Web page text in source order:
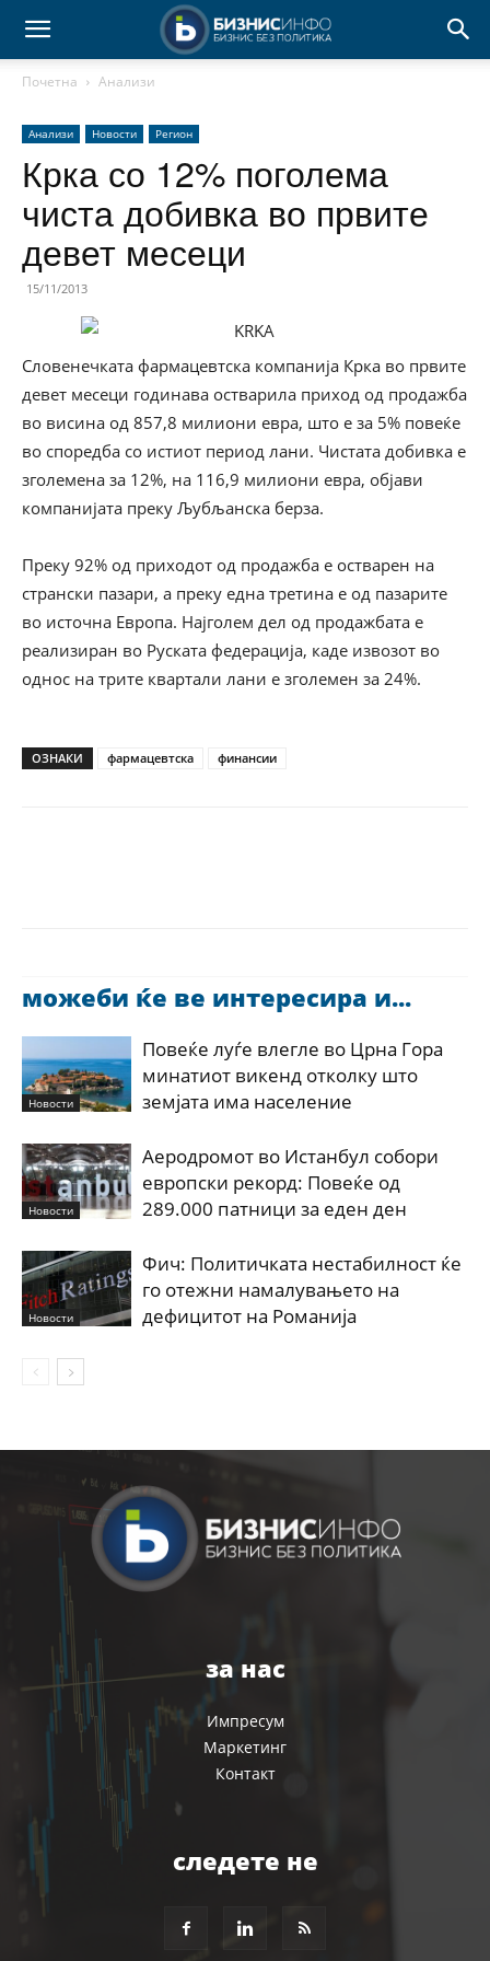
Почетна Анализи
Анализи Новости Регион
Крка со 12% поголема
чиста добивка во првите
девет месеци
15/11/2013
Словенечката фармацевтска компанија Крка во првите
девет месеци годинава остварила приход од продажба
во висина од 857,8 милиони евра, што е за 5% повеќе
во споредба со истиот период лани. Чистата добивка е
зголемена за 12%, на 116,9 милиони евра, објави
компанијата преку Љубљанска берза.
Преку 92% од приходот од продажба е остварен на
странски пазари, а преку една третина е од пазарите
во источна Европа. Најголем дел од продажбата е
реализиран во Руската федерација, каде извозот во
однос на трите квартали лани е зголемен за 24%.
ОЗНАКИ фармацевтска финансии
можеби ќе ве интересира и...
Новости
Повеќе луѓе влегле во Црна Гора
минатиот викенд отколку што
земјата има население
Новости
Аеродромот во Истанбул собори
европски рекорд: Повеќе од
289.000 патници за еден ден
Новости
Фич: Политичката нестабилност ќе
го отежни намалувањето на
дефицитот на Романија
за нас
Импресум
Маркетинг
Контакт
следете не